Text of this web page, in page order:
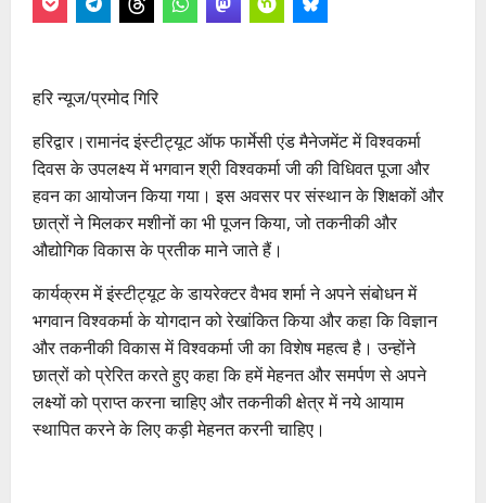
हरि न्यूज/प्रमोद गिरि
हरिद्वार।रामानंद इंस्टीट्यूट ऑफ फार्मेसी एंड मैनेजमेंट में विश्वकर्मा
दिवस के उपलक्ष्य में भगवान श्री विश्वकर्मा जी की विधिवत पूजा और
हवन का आयोजन किया गया। इस अवसर पर संस्थान के शिक्षकों और
छात्रों ने मिलकर मशीनों का भी पूजन किया, जो तकनीकी और
औद्योगिक विकास के प्रतीक माने जाते हैं।
कार्यक्रम में इंस्टीट्यूट के डायरेक्टर वैभव शर्मा ने अपने संबोधन में
भगवान विश्वकर्मा के योगदान को रेखांकित किया और कहा कि विज्ञान
और तकनीकी विकास में विश्वकर्मा जी का विशेष महत्व है। उन्होंने
छात्रों को प्रेरित करते हुए कहा कि हमें मेहनत और समर्पण से अपने
लक्ष्यों को प्राप्त करना चाहिए और तकनीकी क्षेत्र में नये आयाम
स्थापित करने के लिए कड़ी मेहनत करनी चाहिए।